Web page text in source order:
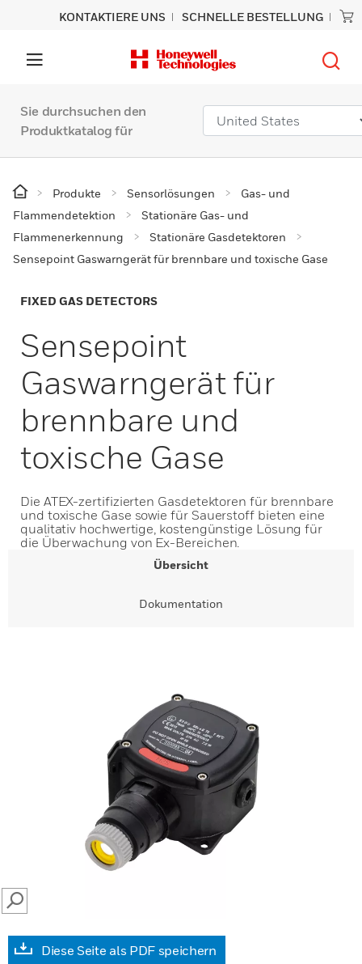
KONTAKTIERE UNS SCHNELLE BESTELLUNG
Sie durchsuchen den
Produktkatalog für
Produkte Sensorlösungen
Gas- und
Flammendetektion
Stationäre Gas- und
Flammenerkennung
Stationäre Gasdetektoren
Sensepoint Gaswarngerät für brennbare und toxische Gase
FIXED GAS DETECTORS
Sensepoint
Gaswarngerät für
brennbare und
toxische Gase
Die ATEX-zertifizierten Gasdetektoren für brennbare
und toxische Gase sowie für Sauerstoff bieten eine
qualitativ hochwertige, kostengünstige Lösung für
die Überwachung von Ex-Bereichen.
Übersicht
Dokumentation
SEARCH
Diese Seite als PDF speichern